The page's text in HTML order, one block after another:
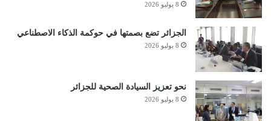
8 يوليو 2026
الجزائر تضع بصمتها في حوكمة الذكاء الاصطناعي
8 يوليو 2026
نحو تعزيز السيادة الصحية للجزائر
8 يوليو 2026